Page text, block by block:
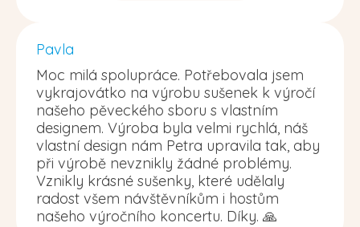
Pavla
Moc milá spolupráce. Potřebovala jsem
vykrajovátko na výrobu sušenek k výročí
našeho pěveckého sboru s vlastním
designem. Výroba byla velmi rychlá, náš
vlastní design nám Petra upravila tak, aby
při výrobě nevznikly žádné problémy.
Vznikly krásné sušenky, které udělaly
radost všem návštěvníkům i hostům
našeho výročního koncertu. Díky. 🙏